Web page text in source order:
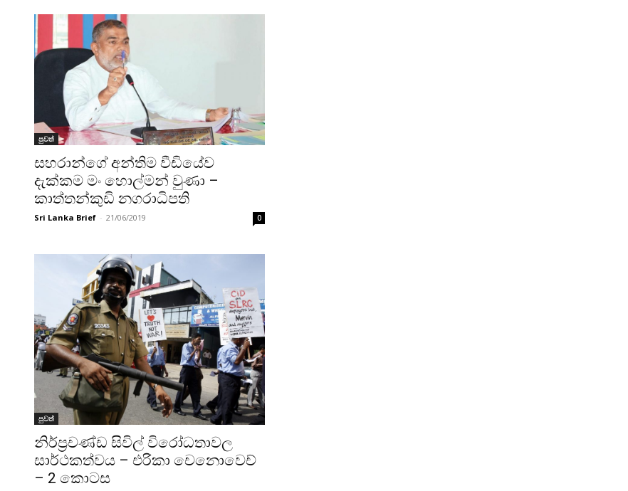
පුවත්
සහරාන්ගේ අන්තිම වීඩියේව
දැක්කම මං හොල්මන් වුණා –
කාත්තන්කුඩි නගරාධිපති
Sri Lanka Brief - 21/06/2019 0
පුවත්
නිර්ප්‍රචණ්ඩ සිවිල් විරෝධතාවල
සාර්ථකත්වය – එරිකා චෙනොවෙච්
– 2 කොටස